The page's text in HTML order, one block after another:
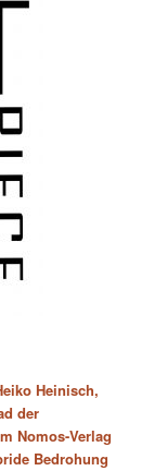
Heinisch,
der
Nomos-Verlag
Bedrohung